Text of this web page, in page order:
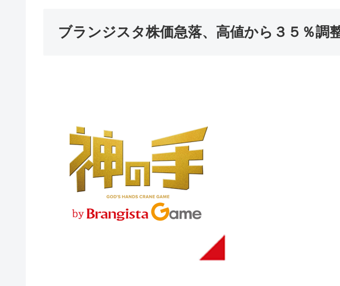
ブランジスタ株価急落、高値から３５％調